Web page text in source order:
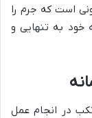
است که جرم را
خود به تنهایی و
در انجام عمل